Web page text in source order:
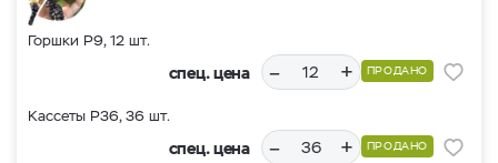
Горшки Р9, 12 шт.
спец. цена – + ПРОДАНО
Кассеты Р36, 36 шт.
спец. цена – + ПРОДАНО